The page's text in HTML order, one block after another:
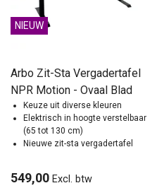
NIEUW
Arbo Zit-Sta Vergadertafel
NPR Motion - Ovaal Blad
Keuze uit diverse kleuren
Elektrisch in hoogte verstelbaar
(65 tot 130 cm)
Nieuwe zit-sta vergadertafel
549,00 Excl. btw